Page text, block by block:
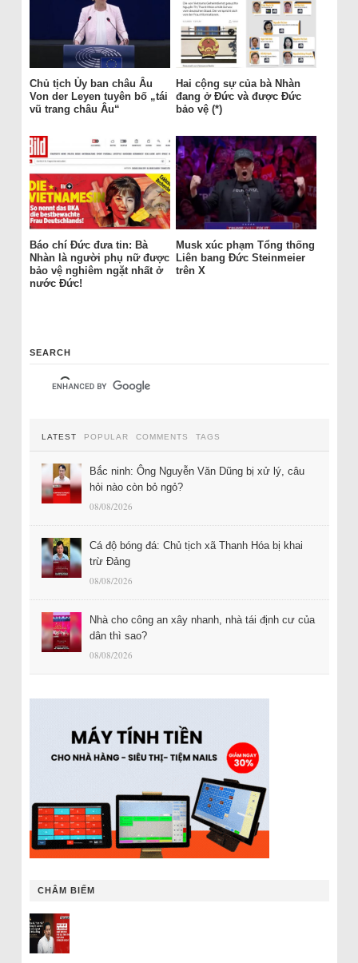
Chủ tịch Ủy ban châu Âu
Von der Leyen tuyên bố „tái
vũ trang châu Âu“
Hai cộng sự của bà Nhàn
đang ở Đức và được Đức
bảo vệ (*)
Báo chí Đức đưa tin: Bà
Nhàn là người phụ nữ được
bảo vệ nghiêm ngặt nhất ở
nước Đức!
Musk xúc phạm Tổng thống
Liên bang Đức Steinmeier
trên X
SEARCH
LATEST POPULAR COMMENTS TAGS
Bắc ninh: Ông Nguyễn Văn Dũng bị xử lý, câu
hỏi nào còn bỏ ngỏ?
08/08/2026
Cá độ bóng đá: Chủ tịch xã Thanh Hóa bị khai
trừ Đảng
08/08/2026
Nhà cho công an xây nhanh, nhà tái định cư của
dân thì sao?
08/08/2026
CHÂM BIẾM